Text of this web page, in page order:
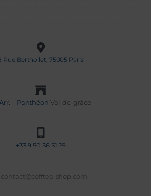
Rue Berthollet, 75005 Paris
– Panthéon Val-de-grâce
+339 50 56 51 29
contact@cofftea-shop.com